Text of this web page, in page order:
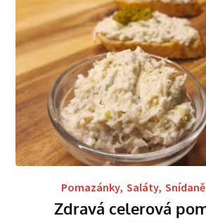
Pomazánky, Saláty, Snídaně
Zdravá celerová